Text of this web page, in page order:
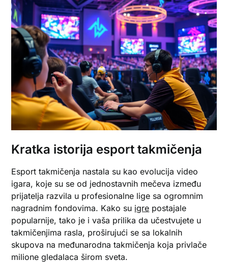
Kratka istorija esport takmičenja
Esport takmičenja nastala su kao evolucija video
igara, koje su se od jednostavnih mečeva između
prijatelja razvila u profesionalne lige sa ogromnim
nagradnim fondovima. Kako su igre postajale
popularnije, tako je i vaša prilika da učestvujete u
takmičenjima rasla, proširujući se sa lokalnih
skupova na međunarodna takmičenja koja privlače
milione gledalaca širom sveta.